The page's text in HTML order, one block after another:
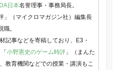
日本名誉理事・事務局長。
」（マイクロマガジン社）編集長
職。
記事などを寄稿しており、E3・
小野憲史のゲーム時評」（まんた
教育機関などでの授業・講演もこ